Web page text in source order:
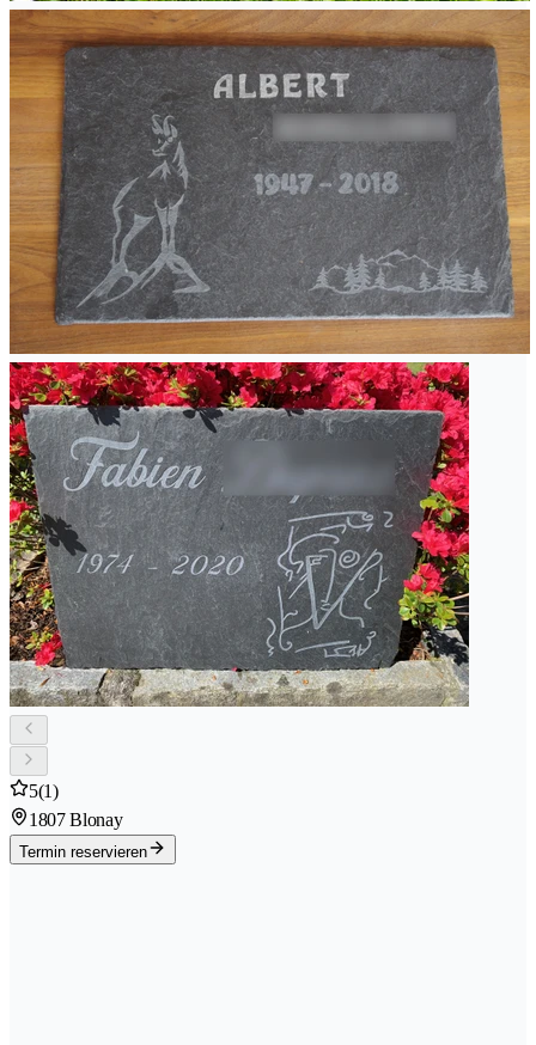
5(1)
1807 Blonay
Termin reservieren